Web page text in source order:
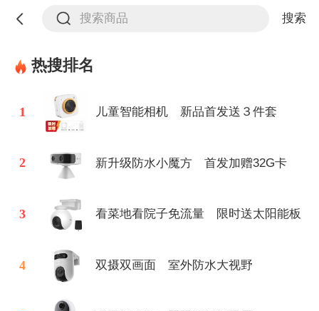
搜索
热搜排名
1 儿童智能相机 新品首发送３件套
2 新升级防水小魔方 首发加赠32G卡
3 看菜地看院子免流量 限时送太阳能板
4 双摄双画面 室外防水大视野